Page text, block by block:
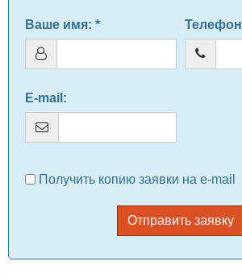
Ваше имя: * Телефон
E-mail :
Получить копию заявки на e-mail
Отправить заявку